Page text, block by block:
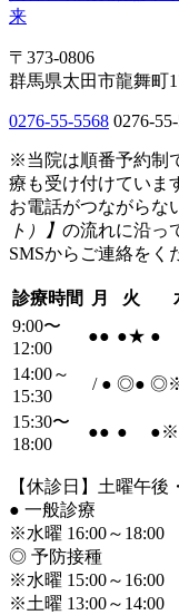
〒373-0806
群馬県太田市龍舞町
0276-55-5568 0276-
※当院は順番予約制
療も受け付けていま
お電話がつながらな
ト）】 の流れに沿っ
SMSからご連絡をく
診療時間 月 火
9:00〜
12:00
●● ●★ ●
14:00～
15:30
/ ● ◎●
15:30〜
18:00
●● ● ●※
【休診日】土曜午後
● 一般診療
※水曜 16:00～18:00
◎ 予防接種
※水曜 15:00～16:00
※土曜 13:00～14:00